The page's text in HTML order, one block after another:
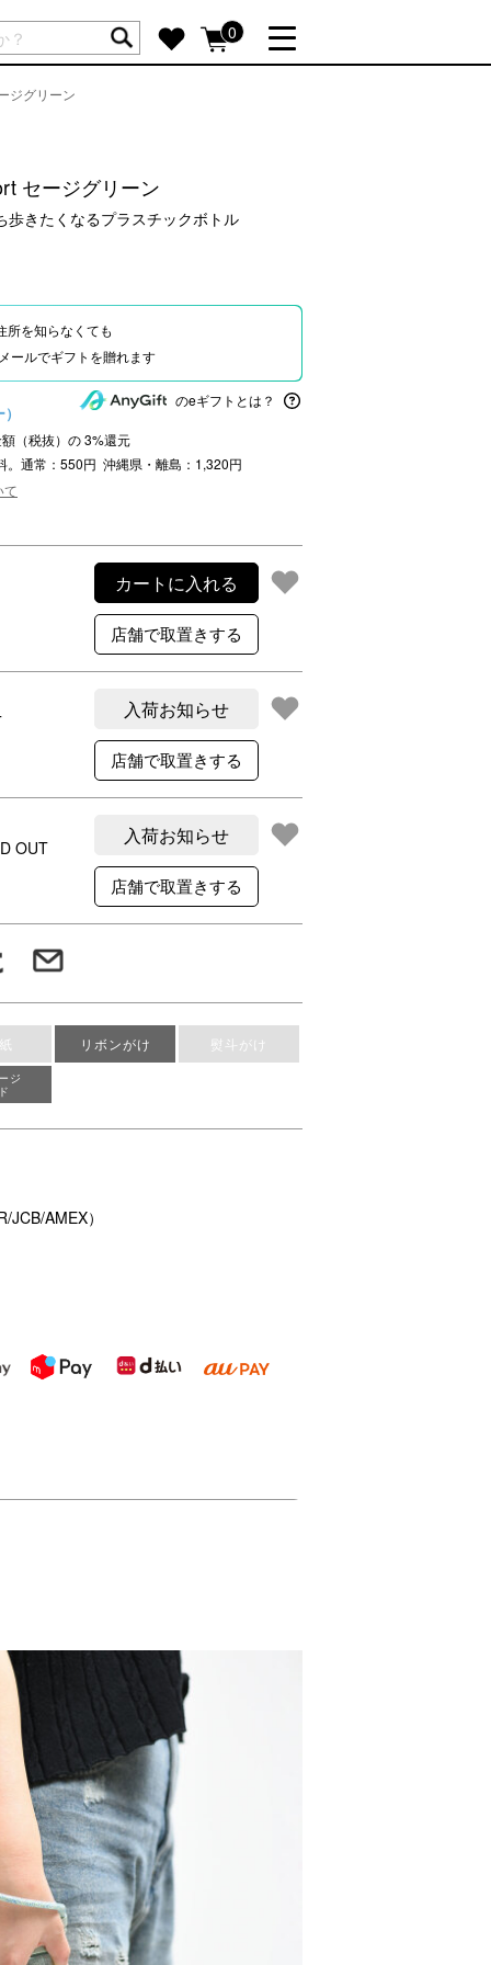
0
トには商品が入っていません。
出産祝い
母の日ギフト
おまとめ割引
more
SUPPORT
よくある質問
お問い合わせ
ジグリーン
セージグリーン
きたくなるプラスチックボトル
所を知らなくても
ールでギフトを贈れます
のeギフトとは？
（税抜）の3%還元
。通常：550円 沖縄県・離島：1,320円
て
カートに入れる
入荷お知らせ
OUT 入荷お知らせ
リボンがけ 熨斗がけ
ジ
AMEX）